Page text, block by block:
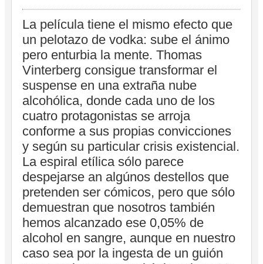
La película tiene el mismo efecto que
un pelotazo de vodka: sube el ánimo
pero enturbia la mente. Thomas
Vinterberg consigue transformar el
suspense en una extraña nube
alcohólica, donde cada uno de los
cuatro protagonistas se arroja
conforme a sus propias convicciones
y según su particular crisis existencial.
La espiral etílica sólo parece
despejarse an algúnos destellos que
pretenden ser cómicos, pero que sólo
demuestran que nosotros también
hemos alcanzado ese 0,05% de
alcohol en sangre, aunque en nuestro
caso sea por la ingesta de un guión